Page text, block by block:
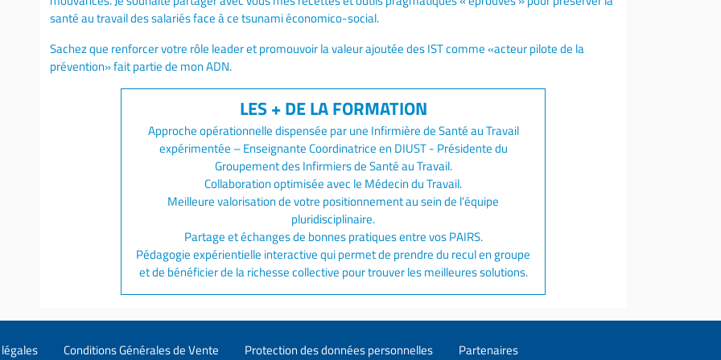
santé au travail des salariés face à ce tsunami économico-social.
Sachez que renforcer votre rôle leader et promouvoir la valeur ajoutée des IST comme «acteur pilote de la
prévention» fait partie de mon ADN.
Approche opérationnelle dispensée par une Infirmière de Santé au Travail
expérimentée – Enseignante Coordinatrice en DIUST - Présidente du
Groupement des Infirmiers de Santé au Travail.
Collaboration optimisée avec le Médecin du Travail.
Meilleure valorisation de votre positionnement au sein de l’équipe
pluridisciplinaire.
Partage et échanges de bonnes pratiques entre vos PAIRS.
Pédagogie expérientielle interactive qui permet de prendre du recul en groupe
et de bénéficier de la richesse collective pour trouver les meilleures solutions.
Conditions Générales de Vente Protection des données personnelles Partenaires